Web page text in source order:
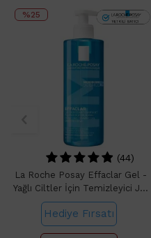
%25
(44)
La Roche Posay Effaclar Gel -
Yağlı Ciltler İçin Temizleyici Jel
400ml
Hediye Fırsatı